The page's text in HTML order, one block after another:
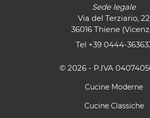
Sede legale
Via del Terziario, 22
36016 Thiene
Tel +39 0444-
© 2026 - P.IVA
Cucine Moderne
Cucine Classiche